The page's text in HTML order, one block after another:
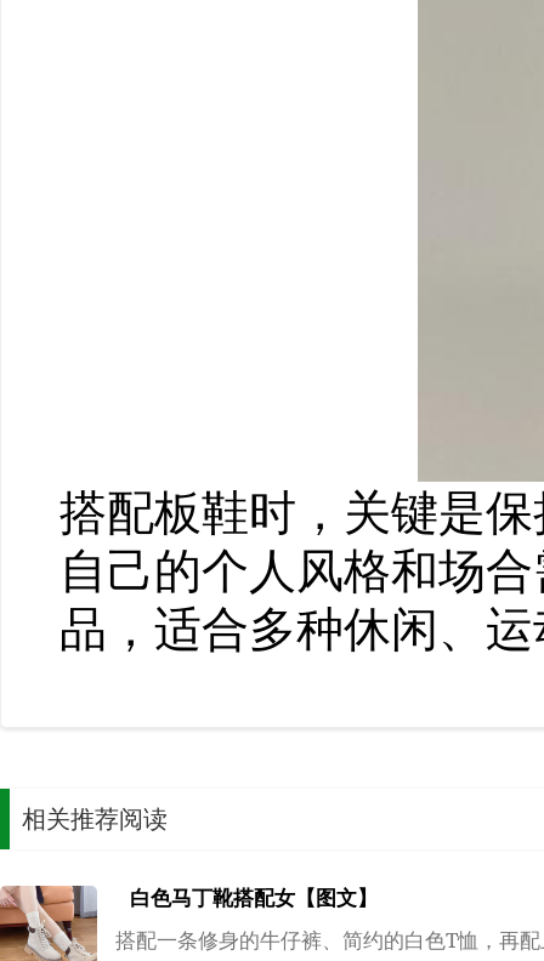
搭配板鞋时，关键是
自己的个人风格和场
品，适合多种休闲、
相关推荐阅读
白色马丁靴搭配女【图文】
搭配一条修身的牛仔裤、简约的白色T恤，再